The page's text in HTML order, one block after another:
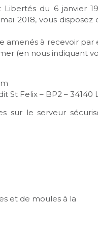
du 6 janvier
2018, vous
à recevoir par
(en nous indiquant
St Felix – BP2 – 34140
sur le serveur
et de moules à la